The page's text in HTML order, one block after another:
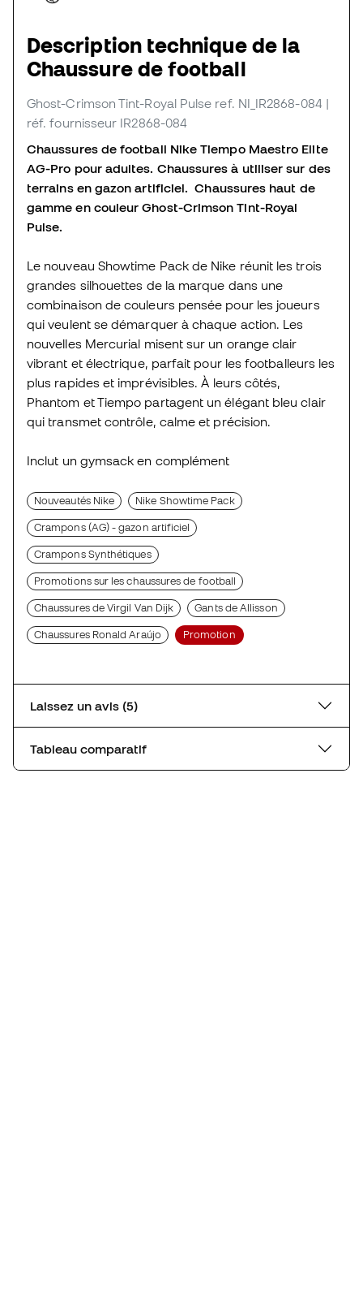
Description technique de la
Chaussure de football
Ghost-Crimson Tint-Royal Pulse ref. NI_IR2868-084 |
réf. fournisseur IR2868-084
Chaussures de football Nike Tiempo Maestro Elite
AG-Pro pour adultes. Chaussures à utiliser sur des
terrains en gazon artificiel. Chaussures haut de
gamme en couleur Ghost-Crimson Tint-Royal
Pulse.
Le nouveau Showtime Pack de Nike réunit les trois
grandes silhouettes de la marque dans une
combinaison de couleurs pensée pour les joueurs
qui veulent se démarquer à chaque action. Les
nouvelles Mercurial misent sur un orange clair
vibrant et électrique, parfait pour les footballeurs les
plus rapides et imprévisibles. À leurs côtés,
Phantom et Tiempo partagent un élégant bleu clair
qui transmet contrôle, calme et précision.
Inclut un gymsack en complément
Nouveautés Nike Nike Showtime Pack
Crampons (AG) - gazon artificiel
Crampons Synthétiques
Promotions sur les chaussures de football
Chaussures de Virgil Van Dijk Gants de Allisson
Chaussures Ronald Araújo Promotion
Laissez un avis (5)
Tableau comparatif